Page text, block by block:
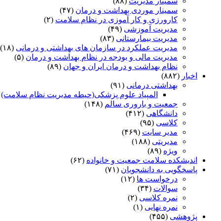
سمینار موردی بهداشت و درمان (۴۷)
کارورزی و کار آموزی در نظام سلامت (۲)
مدیریت آموزشی (۴۹)
مدیریت بیمارستانی (۸۳)
مدیریت عملکرد در سازمان های بهداشتی و درمانی (۱۸)
مدیریت مالی و بودجه در نظام بهداشت و درمان (۵)
نظام بهداشت و درمان ایران و جهان (۸۹)
اخبار (۸۸۲)
بهداشتی درمانی (۹۱)
المپیاد علوم پزشکی(حیطه مدیریت نظام سلامت)
جمعیت و باروری سالم (۱۴۸)
دانشگاهی (۴۱۲)
کلاسی (۹۵)
مدیر سایت (۴۶۹)
مدیریتی (۱۸۸)
ویژه (۸۹)
اندیشکده سلامت جمعیت و خانواده (۶۲)
پاسخگویی به دانشجویان (۷۱)
درخواست ها (۱۲)
سوالات (۳۴)
نمره کلاسی (۲)
نمره نهایی (۱)
پژوهشی (۴۵۵)